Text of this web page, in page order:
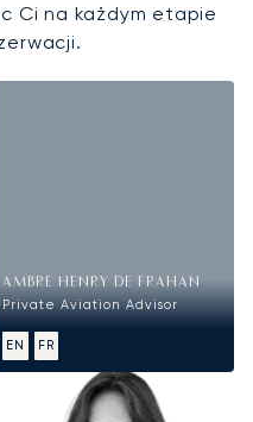
Ci na każdym etapie
AMBRE HENRY DE FRAHAN
Private Aviation Advisor
EN FR